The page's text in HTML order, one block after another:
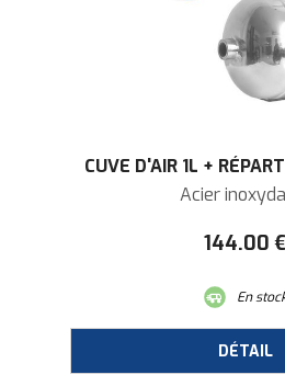
CUVE D'AIR 1L +
Acier
144.00 €
En